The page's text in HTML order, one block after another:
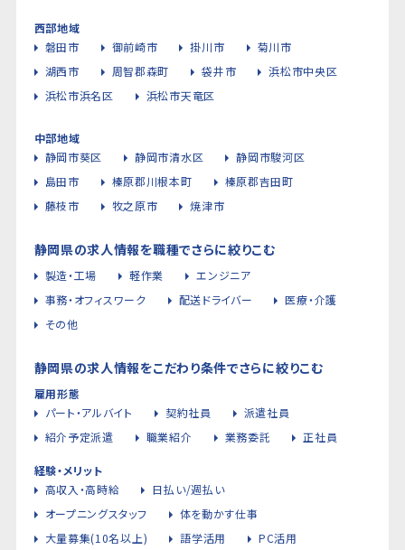
西部地域
磐田市
御前崎市 掛川市
菊川市
湖西市
周智郡森町 袋井市
浜松市中央区
浜松市浜名区
浜松市天竜区
中部地域
静岡市葵区
静岡市清水区
静岡市駿河区
島田市
榛原郡川根本町
榛原郡吉田町
藤枝市
牧之原市 焼津市
静岡県の求人情報を職種でさらに絞りこむ
製造・工場 軽作業
エンジニア
事務・オフィスワーク
配送ドライバー
医療・介護
その他
静岡県の求人情報をこだわり条件でさらに絞りこむ
雇用形態
パート・アルバイト
契約社員
派遣社員
紹介予定派遣
職業紹介 業務委託 正社員
経験・メリット
高収入・高時給
日払い/週払い
オープニングスタッフ
体を動かす仕事
大量募集(10名以上)
語学活用 PC活用